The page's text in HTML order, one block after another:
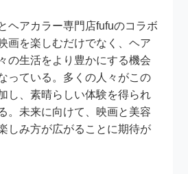
ヘアカラー専門店fufuのコラボ
画を楽しむだけでなく、ヘア
の生活をより豊かにする機会
っている。多くの人々がこの
し、素晴らしい体験を得られ
。未来に向けて、映画と美容
しみ方が広がることに期待が